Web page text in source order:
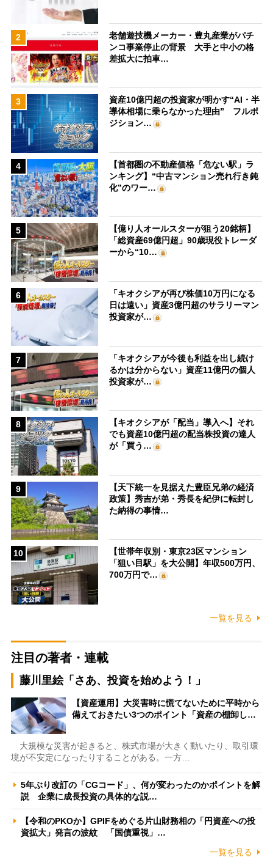
2
老舗遊技機メーカー・豊丸産業がパチ
ンコ事業停止の背景 大手と中小の格
差拡大に拍車…
3
資産10億円超の投資家が明かす“AI・半
導体相場に乗らなかった理由” フルポ
ジション…
4
【首都圏の不動産価格「危ない駅」ラ
ンキング】“中古マンション売れ行き鈍
化”のワー…
5
【億り人オールスターが狙う20銘柄】
「総資産69億円超」90歳現役トレーダ
ーから“10…
6
「キオクシアが再び株価10万円になる
日は遠い」資産3億円超のサラリーマン
投資家が…
7
「キオクシアが今後も利益を出し続け
るかは分からない」資産11億円の個人
投資家が…
8
【キオクシアが「配当」導入へ】それ
でも資産10億円超の配当株投資の達人
が「買う…
9
【天下統一を見据えた豊臣兄弟の経済
政策】秀吉が弟・秀長を紀伊に転封し
た納得の事情…
10
【世帯年収別・東京23区マンション
「狙い目駅」を大公開】年収500万円、
700万円で…
一覧を見る
注目の著者・連載
藤川里絵「さあ、投資を始めよう！」
【資産運用】大災害時に慌てないために平時から
備えておきたい3つのポイント「資産の棚卸し…
大規模な災害が起きると、株式市場が大きく動いたり、取引環
境が不安定になったりすることがある。一方…
5年ぶり改訂の「CGコード」、何が変わったのかポイントを解
説 企業に成長投資の具体的な説…
【令和のPKOか】GPIFをめぐる片山財務相の「円資産への投
資拡大」発言の波紋 「国債重視」…
一覧を見る